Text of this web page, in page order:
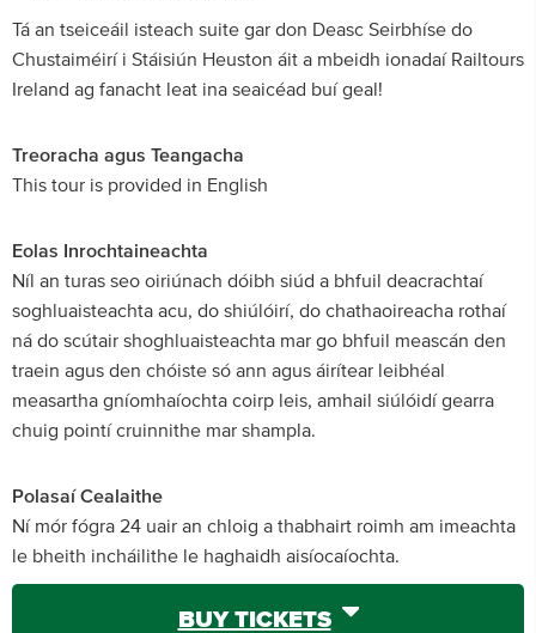
Tá an tseiceáil isteach suite gar don Deasc Seirbhíse do
Chustaiméirí i Stáisiún Heuston áit a mbeidh ionadaí Railtours
Ireland ag fanacht leat ina seaicéad buí geal!
Treoracha agus Teangacha
This tour is provided in English
Eolas Inrochtaineachta
Níl an turas seo oiriúnach dóibh siúd a bhfuil deacrachtaí
soghluaisteachta acu, do shiúlóirí, do chathaoireacha rothaí
ná do scútair shoghluaisteachta mar go bhfuil meascán den
traein agus den chóiste só ann agus áirítear leibhéal
measartha gníomhaíochta coirp leis, amhail siúlóidí gearra
chuig pointí cruinnithe mar shampla.
Polasaí Cealaithe
Ní mór fógra 24 uair an chloig a thabhairt roimh am imeachta
le bheith incháilithe le haghaidh aisíocaíochta.
BUY TICKETS